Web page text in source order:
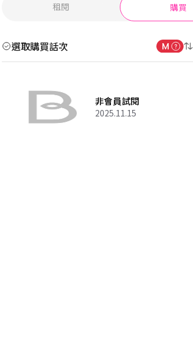
租閱 購買
選取購買話次
非會員試閱
2025.11.15